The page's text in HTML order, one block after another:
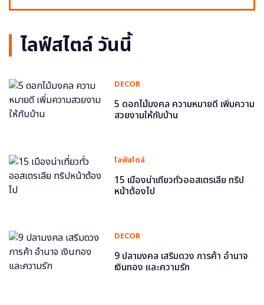
ไลฟ์สไตล์ วันนี้
DECOR
5 ดอกไม้มงคล ความหมายดี เพิ่มความ
สวยงามให้กับบ้าน
ไลฟ์สไตล์
15 เมืองน่าเที่ยวทั่วออสเตรเลีย ทริป
หน้าต้องไป
DECOR
9 ปลามงคล เสริมดวง การค้า อำนาจ
เงินทอง และความรัก